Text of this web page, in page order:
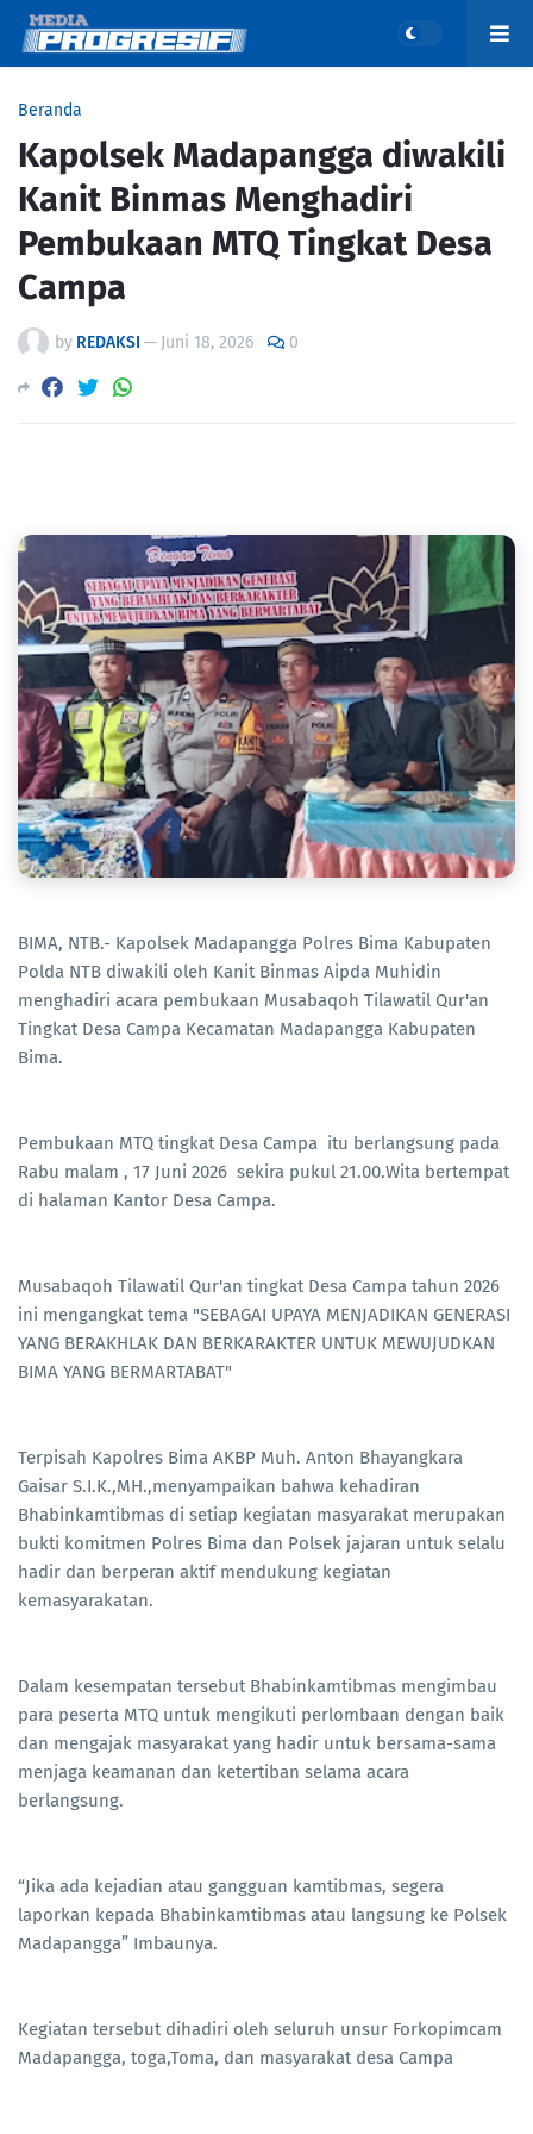
Beranda
Kapolsek Madapangga diwakili
Kanit Binmas Menghadiri
Pembukaan MTQ Tingkat Desa
Campa
by REDAKSI — Juni 18, 2026 0
BIMA, NTB.- Kapolsek Madapangga Polres Bima Kabupaten
Polda NTB diwakili oleh Kanit Binmas Aipda Muhidin
menghadiri acara pembukaan Musabaqoh Tilawatil Qur'an
Tingkat Desa Campa Kecamatan Madapangga Kabupaten
Bima.
Pembukaan MTQ tingkat Desa Campa itu berlangsung pada
Rabu malam , 17 Juni 2026 sekira pukul 21.00.Wita bertempat
di halaman Kantor Desa Campa.
Musabaqoh Tilawatil Qur'an tingkat Desa Campa tahun 2026
ini mengangkat tema "SEBAGAI UPAYA MENJADIKAN GENERASI
YANG BERAKHLAK DAN BERKARAKTER UNTUK MEWUJUDKAN
BIMA YANG BERMARTABAT"
Terpisah Kapolres Bima AKBP Muh. Anton Bhayangkara
Gaisar S.I.K.,MH.,menyampaikan bahwa kehadiran
Bhabinkamtibmas di setiap kegiatan masyarakat merupakan
bukti komitmen Polres Bima dan Polsek jajaran untuk selalu
hadir dan berperan aktif mendukung kegiatan
kemasyarakatan.
Dalam kesempatan tersebut Bhabinkamtibmas mengimbau
para peserta MTQ untuk mengikuti perlombaan dengan baik
dan mengajak masyarakat yang hadir untuk bersama-sama
menjaga keamanan dan ketertiban selama acara
berlangsung.
“Jika ada kejadian atau gangguan kamtibmas, segera
laporkan kepada Bhabinkamtibmas atau langsung ke Polsek
Madapangga” Imbaunya.
Kegiatan tersebut dihadiri oleh seluruh unsur Forkopimcam
Madapangga, toga,Toma, dan masyarakat desa Campa